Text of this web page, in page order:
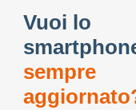
Vuoi lo
sempre